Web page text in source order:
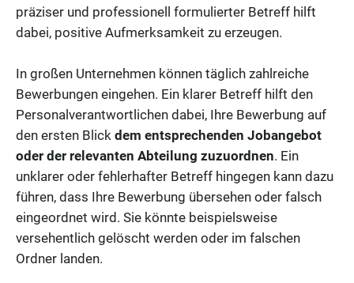
präziser und professionell formulierter Betreff hilft
dabei, positive Aufmerksamkeit zu erzeugen.
In großen Unternehmen können täglich zahlreiche
Bewerbungen eingehen. Ein klarer Betreff hilft den
Personalverantwortlichen dabei, Ihre Bewerbung auf
den ersten Blick dem entsprechenden Jobangebot
oder der relevanten Abteilung zuzuordnen. Ein
unklarer oder fehlerhafter Betreff hingegen kann dazu
führen, dass Ihre Bewerbung übersehen oder falsch
eingeordnet wird. Sie könnte beispielsweise
versehentlich gelöscht werden oder im falschen
Ordner landen.